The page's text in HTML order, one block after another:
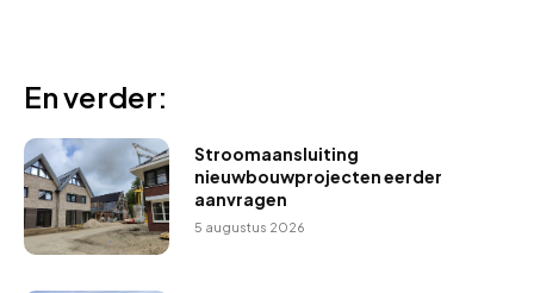
En verder:
Stroomaansluiting
nieuwbouwprojecten eerder
aanvragen
5 augustus 2026